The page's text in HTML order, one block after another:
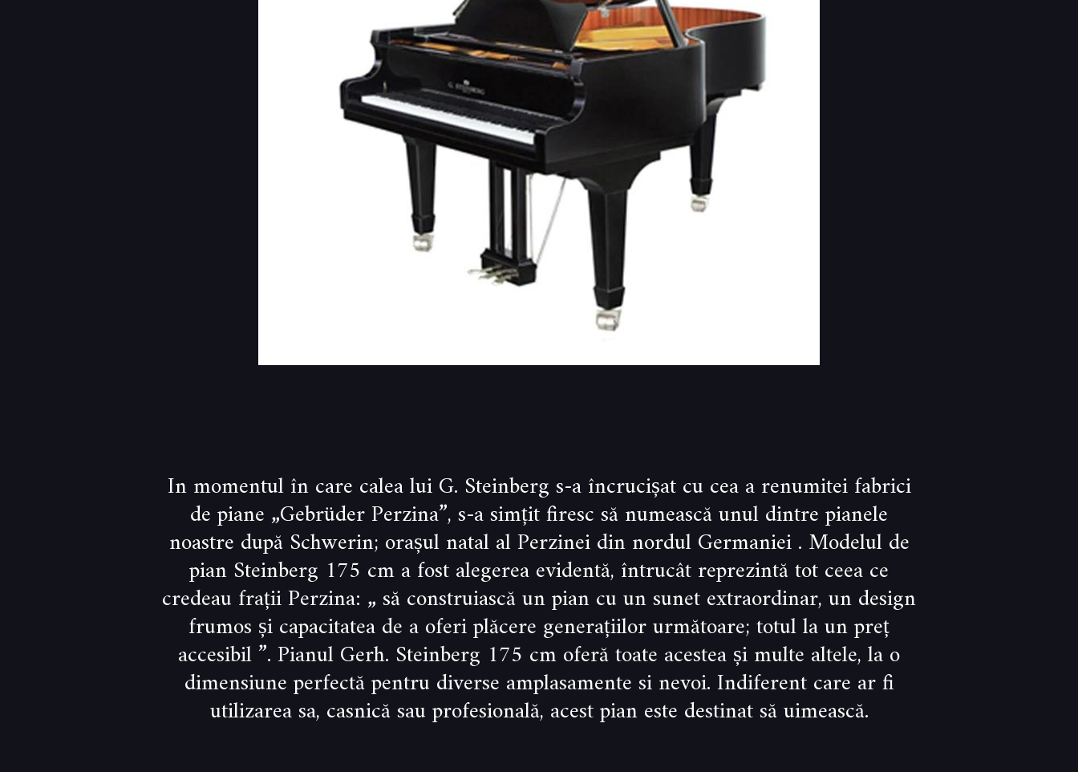
In momentul în care calea lui G. Steinberg s-a încrucișat cu cea a renumitei fabrici
de piane „Gebrüder Perzina”, s-a simțit firesc să numească unul dintre pianele
noastre după Schwerin; orașul natal al Perzinei din nordul Germaniei . Modelul de
pian Steinberg 175 cm a fost alegerea evidentă, întrucât reprezintă tot ceea ce
credeau frații Perzina: „ să construiască un pian cu un sunet extraordinar, un design
frumos și capacitatea de a oferi plăcere generațiilor următoare; totul la un preț
accesibil ”. Pianul Gerh. Steinberg 175 cm oferă toate acestea și multe altele, la o
dimensiune perfectă pentru diverse amplasamente si nevoi. Indiferent care ar fi
utilizarea sa, casnică sau profesională, acest pian este destinat să uimească.